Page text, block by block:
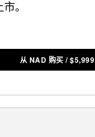
。
从 NAD 购买 /$5,999